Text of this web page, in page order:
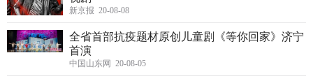
新京报 20-08-08
全省首部抗疫题材原创儿童剧《等你回家》济宁
首演
中国山东网 20-08-05